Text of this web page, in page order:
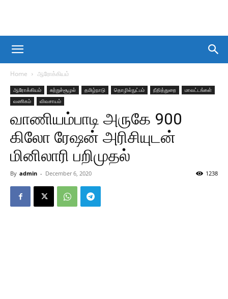
Home ஆரோக்கியம்
ஆரோக்கியம் சுற்றுச்சூழல் தமிழ்நாடு தொழில்நுட்பம் நீதித்துறை
மாவட்டங்கள்
வணிகம்
விவசாயம்
வாணியம்பாடி அருகே 900
கிலோ ரேஷன் அரிசியுடன்
மினிலாரி பறிமுதல்
By admin - December 6, 2020 1238